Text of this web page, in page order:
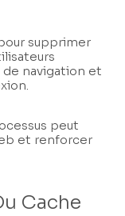
supprimer
navigation et
peut
et renforcer
Cache